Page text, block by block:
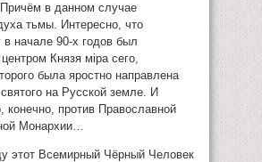
в данном случае
тьмы. Интересно, что
в начале 90-х годов был
Князя мiра сего,
была яростно направлена
святого на Русской земле. И
конечно, против Православной
Монархии…
этот Всемирный Чёрный Человек